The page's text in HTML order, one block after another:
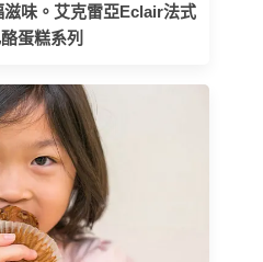
味。艾克雷亞Eclair法式
蛋糕系列